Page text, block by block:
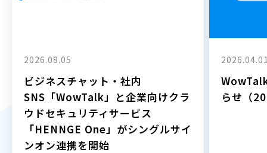
2026.08.05
ビジネスチャット・社内
SNS「WowTalk」と企業向けクラ
ウドセキュリティサービス
「HENNGE One」がシングルサイ
ンオン連携を開始
らせ（